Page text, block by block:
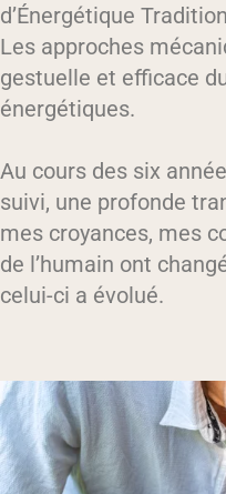
d’Énergétique
Les approches
gestuelle et efficace
énergétiques.
Au cours des six
suivi, une profonde
mes croyances, mes
de l’humain ont
celui-ci a évolué.